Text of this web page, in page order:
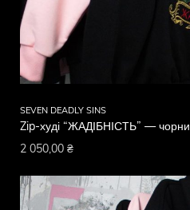
SEVEN DEADLY SINS
Zip-худі “ЖАДІБНІСТЬ” —
2 050,00 ₴